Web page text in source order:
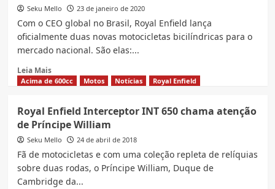
Continental
GT
Interceptor
650
2022
Seku Mello 23 de janeiro de 2020
Com o CEO global no Brasil, Royal Enfield lança
oficialmente duas novas motocicletas bicilíndricas para o
mercado nacional. São elas:...
Leia MaisRead
more
de
650
cc
da
Enfield
começam
Acima de 600cc Motos Notícias Royal Enfield
Royal Enfield Interceptor INT 650 chama atenção
de Príncipe William
Seku Mello 24 de abril de 2018
Fã de motocicletas e com uma coleção repleta de relíquias
sobre duas rodas, o Príncipe William, Duque de
Cambridge da...